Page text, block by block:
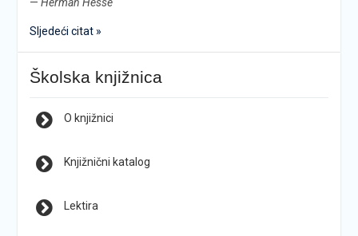
— Herman Hesse
Sljedeći citat »
Školska knjižnica
O knjižnici
Knjižnični katalog
Lektira